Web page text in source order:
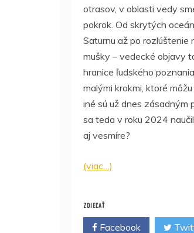
otrasov, v oblasti vedy
pokrok. Od skrytých
Saturnu až po rozlúštenie
mušky – vedecké objavy
hranice ľudského
malými krokmi, ktoré
iné sú už dnes zásadným
sa teda v roku 2024
aj vesmíre?
(viac…)
ZDIEĽAŤ
Facebook